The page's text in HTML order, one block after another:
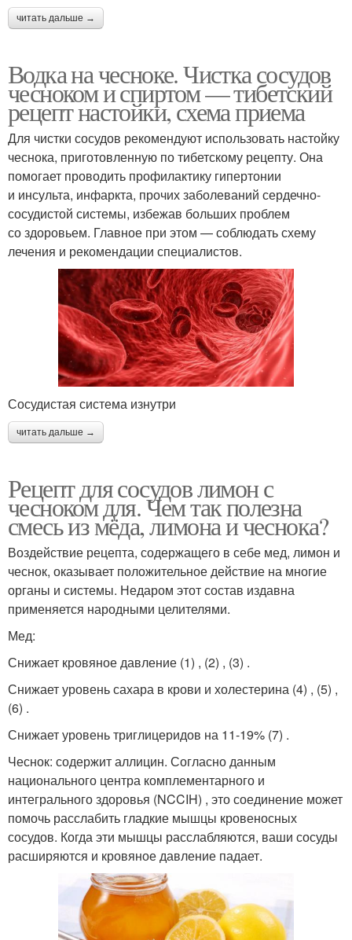
читать дальше →
Водка на чесноке. Чистка сосудов
чесноком и спиртом — тибетский
рецепт настойки, схема приема
Для чистки сосудов рекомендуют использовать настойку
чеснока, приготовленную по тибетскому рецепту. Она
помогает проводить профилактику гипертонии
и инсульта, инфаркта, прочих заболеваний сердечно-
сосудистой системы, избежав больших проблем
со здоровьем. Главное при этом — соблюдать схему
лечения и рекомендации специалистов.
Сосудистая система изнутри
читать дальше →
Рецепт для сосудов лимон с
чесноком для. Чем так полезна
смесь из мёда, лимона и чеснока?
Воздействие рецепта, содержащего в себе мед, лимон и
чеснок, оказывает положительное действие на многие
органы и системы. Недаром этот состав издавна
применяется народными целителями.
Мед:
Снижает кровяное давление (1) , (2) , (3) .
Снижает уровень сахара в крови и холестерина (4) , (5) ,
(6) .
Снижает уровень триглицеридов на 11-19% (7) .
Чеснок: содержит аллицин. Согласно данным
национального центра комплементарного и
интегрального здоровья (NCCIH) , это соединение может
помочь расслабить гладкие мышцы кровеносных
сосудов. Когда эти мышцы расслабляются, ваши сосуды
расширяются и кровяное давление падает.